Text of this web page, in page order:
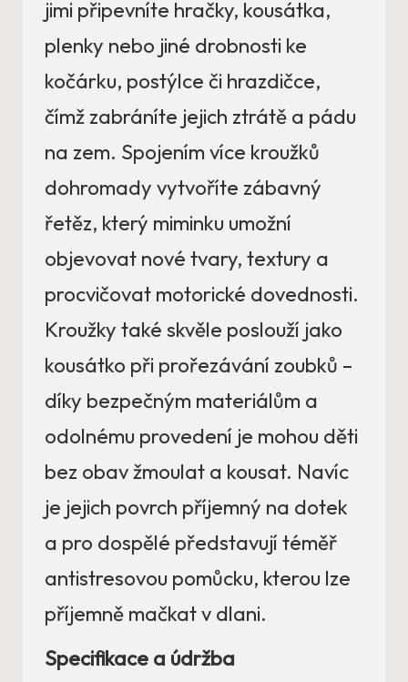
jimi připevníte hračky, kousátka,
plenky nebo jiné drobnosti ke
kočárku, postýlce či hrazdičce,
čímž zabráníte jejich ztrátě a pádu
na zem. Spojením více kroužků
dohromady vytvoříte zábavný
řetěz, který miminku umožní
objevovat nové tvary, textury a
procvičovat motorické dovednosti.
Kroužky také skvěle poslouží jako
kousátko při prořezávání zoubků –
díky bezpečným materiálům a
odolnému provedení je mohou děti
bez obav žmoulat a kousat. Navíc
je jejich povrch příjemný na dotek
a pro dospělé představují téměř
antistresovou pomůcku, kterou lze
příjemně mačkat v dlani.
Specifikace a údržba